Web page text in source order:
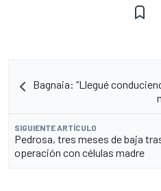
Bagnaia: “Llegué
SIGUIENTE ARTÍCULO
Pedrosa, tres meses de baja
operación con células madre